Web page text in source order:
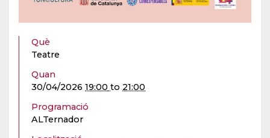
Què
Teatre
Quan
30/04/2026 19:00 to 21:00
Programació
ALTernador